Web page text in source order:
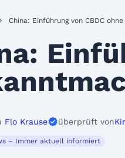
China: Einführung von CBDC
Flo Krause überprüft von
– Immer aktuell informiert